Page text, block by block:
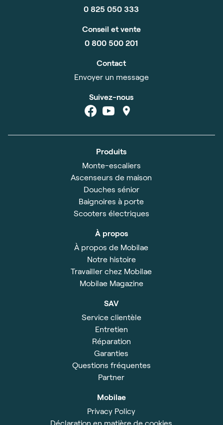
0 825 050 333
Conseil et vente
0 800 500 201
Contact
Envoyer un message
Suivez-nous
Produits
Monte-escaliers
Ascenseurs de maison
Douches sénior
Baignoires à porte
Scooters électriques
À propos
À propos de Mobilae
Notre histoire
Travailler chez Mobilae
Mobilae Magazine
SAV
Service clientèle
Entretien
Réparation
Garanties
Questions fréquentes
Partner
Mobilae
Privacy Policy
Déclaration en matière de cookies